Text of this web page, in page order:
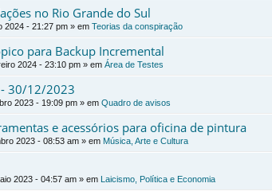
no Rio Grande do Sul
2024 - 21:27 pm » em Teorias da conspiração
para Backup Incremental
2024 - 23:10 pm » em Área de Testes
30/12/2023
2023 - 19:09 pm » em Quadro de avisos
e acessórios para oficina de pintura
2023 - 08:53 am » em Música, Arte e Cultura
2023 - 04:57 am » em Laicismo, Política e Economia